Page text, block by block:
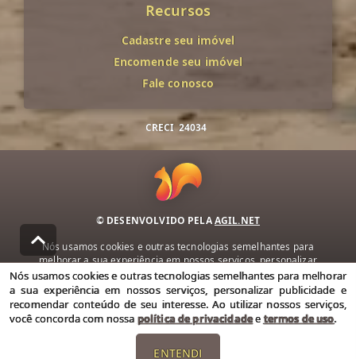
Recursos
Cadastre seu imóvel
Encomende seu imóvel
Fale conosco
CRECI 24034
© DESENVOLVIDO PELAAGIL.NET
Nós usamos cookies e outras tecnologias semelhantes para
melhorar a sua experiência em nossos serviços, personalizar
publicidade e recomendar conteúdo de seu interesse. Ao utilizar
nossos serviços, você concorda com nossa política de privacidade e
termos de uso.
Política de Privacidade Termos de uso
Nós usamos cookies e outras tecnologias semelhantes para melhorar
a sua experiência em nossos serviços, personalizar publicidade e
recomendar conteúdo de seu interesse. Ao utilizar nossos serviços,
você concorda com nossa política de privacidadeetermos de uso.
ENTENDI